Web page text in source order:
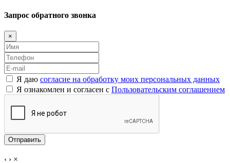
Запрос обратного звонка
×
Я даю согласие на обработку моих персональных данных
Я ознакомлен и согласен с Пользовательским соглашением
Отправить
‹ › ×